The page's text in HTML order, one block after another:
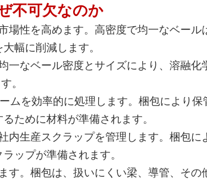
不可欠なのか
場性を高めます。高密度で均一なベール
幅に削減します。
一なベール密度とサイズにより、溶融
。
ムを効率的に処理します。梱包により
ために材料が準備されます。
内生産スクラップを管理します。梱包に
ップが準備されます。
す。梱包は、扱いにくい梁、導管、そ